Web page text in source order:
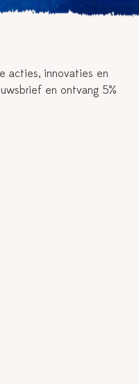
acties, innovaties en
en ontvang 5%